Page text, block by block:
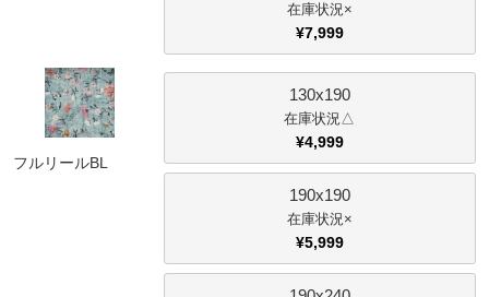
×
¥7,999
フルリールBL
130x190
△
¥4,999
190x190
×
¥5,999